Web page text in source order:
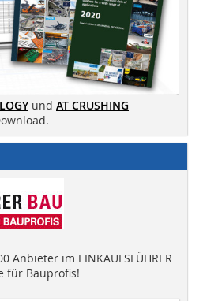
und AT CRUSHING
Anbieter im EINKAUFSFÜHRER
für Bauprofis!